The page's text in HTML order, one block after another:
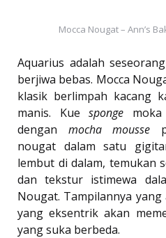
Mocca Nougat – Ann’s
Aquarius adalah
berjiwa bebas. Mocca
klasik berlimpah kacang
manis. Kue sponge
dengan mocha mousse
nougat dalam satu
lembut di dalam, temukan
dan tekstur istimewa
Nougat. Tampilannya
yang eksentrik akan
yang suka berbeda.